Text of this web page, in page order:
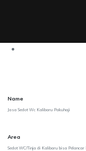
Name
Jasa Sedot Wc Kalibaru Pakuhaji
Area
Sedot WC/Tinja di Kalibaru bisa